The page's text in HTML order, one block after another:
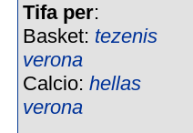
Tifa per:
Basket: tezenis
verona
Calcio: hellas
verona